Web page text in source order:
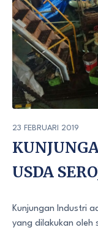
23 FEBRUARI 2019
USDA
Kunjungan Industri
yang dilakukan oleh